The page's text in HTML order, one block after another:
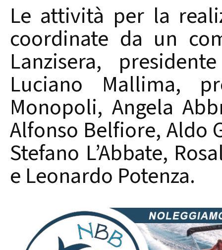
Le attività per la
coordinate da un
Lanzisera,
Luciano Mallima,
Monopoli, Angela
Alfonso Belfiore, Aldo
Stefano L’Abbate,
e Leonardo Potenza.